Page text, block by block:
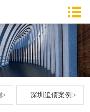
深圳追债案例